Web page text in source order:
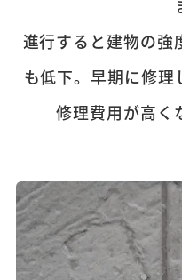
進行すると建物の強
も低下。早期に修理
修理費用が高